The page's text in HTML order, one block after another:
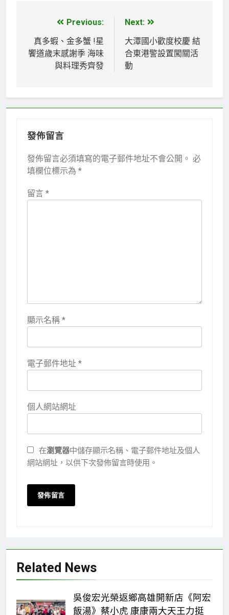
章
導
Previous:
真多蝦、金多蟹 !星
饗道歲末感謝季 海味
與料理秀齊發
Next:
大潭國小歡度校慶 結
合東港警設置闖關活
動
發佈留言
發佈留言必須填寫的電子郵件地址不會公開。 必
填欄位標示為 *
留言 *
顯示名稱 *
電子郵件地址 *
個人網站網址
在瀏覽器中儲存顯示名稱、電子郵件地址及個人
網站網址，以供下次發佈留言時使用。
Related News
吳俊宏光榮返鄉高雄開新店《阿宏
飯湯》蔡小虎 康康兩大天王力挺